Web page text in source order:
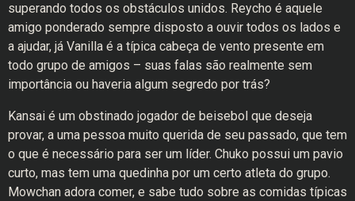
superando todos os obstáculos unidos. Reycho é aquele
amigo ponderado sempre disposto a ouvir todos os lados e
a ajudar, já Vanilla é a típica cabeça de vento presente em
todo grupo de amigos – suas falas são realmente sem
importância ou haveria algum segredo por trás?
Kansai é um obstinado jogador de beisebol que deseja
provar, a uma pessoa muito querida de seu passado, que tem
o que é necessário para ser um líder. Chuko possui um pavio
curto, mas tem uma quedinha por um certo atleta do grupo.
Mowchan adora comer, e sabe tudo sobre as comidas típicas